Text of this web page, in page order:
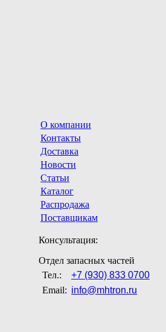
О компании
Контакты
Доставка
Новости
Статьи
Каталог
Распродажа
Поставщикам
Консультация:
Отдел запасных частей
Тел.:
+7 (930) 833 0700
Email: info@mhtron.ru